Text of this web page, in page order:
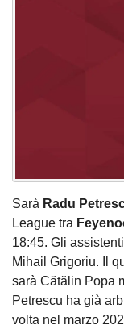
Sarà Radu
League tra
18:45. Gli
Mihail Grigoriu. Il
sarà Cătălin Popa
Petrescu ha già
volta nel marzo